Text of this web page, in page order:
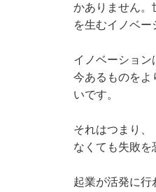
かありません。
を生むイノベー
イノベーション
今あるものをよ
いです。
それはつまり、
なくても失敗を
起業が活発に行